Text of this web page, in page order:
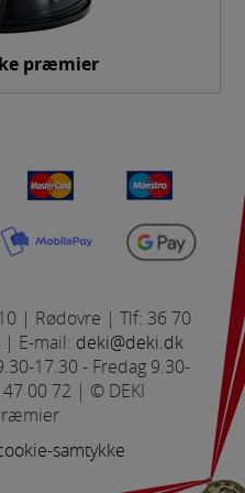
præmier
| Rødovre | Tlf: 36 70
| E-mail: deki@deki.dk
17.30 - Fredag 9.30-
00 72 | © DEKI
samtykke
hjemmesiden bruges.
cookies)
denne færdes på